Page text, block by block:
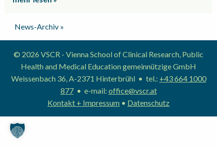
News-Archiv »
© 2026 VSCR - Vienna School of Clinical Research, Public
Health and Medical Education gemeinnützige GmbH
Weissenbach 36, A-2371 Hinterbrühl • tel.: +43 664 1000
877• e-mail: office@vscr.at
Kontakt + Impressum • Datenschutz